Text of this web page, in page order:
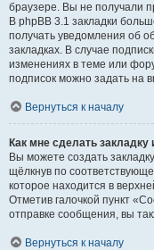
браузере. Вы не получали
В phpBB 3.1 закладки
получать уведомления об
закладках. В случае
изменениях в теме или
подписок можно задать на
Вернуться к началу
Как мне сделать
Вы можете создать
щёлкнув по
которое находится в
Отметив галочкой пункт
отправке сообщения, вы
Вернуться к началу